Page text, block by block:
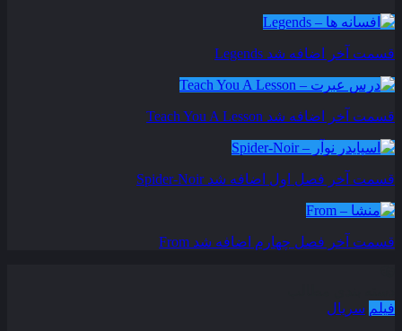
قسمت آخر اضافه شد Legends
قسمت آخر اضافه شد Teach You A Lesson
قسمت آخر فصل اول اضافه شد Spider-Noir
قسمت آخر فصل چهارم اضافه شد From
فیلم سریال